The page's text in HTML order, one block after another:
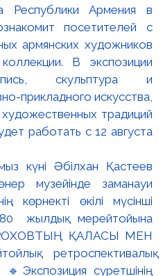
Республики Армения в
посетителей с
армянских художников
В экспозиции
скульптура и
прикладного искусства,
традиций
работать с 12 августа